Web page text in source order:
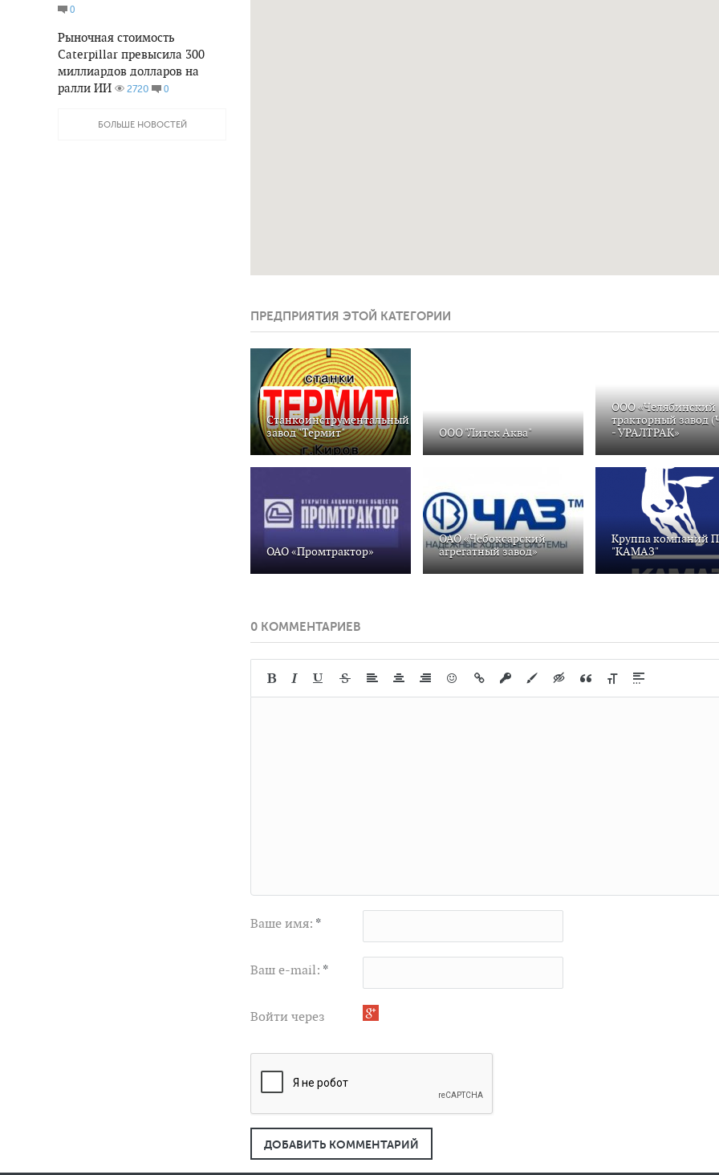
0
Рыночная стоимость
Caterpillar превысила 300
миллиардов долларов на
ралли ИИ
2720 0
БОЛЬШЕ НОВОСТЕЙ
ПРЕДПРИЯТИЯ ЭТОЙ КАТЕГОРИИ
Станкоинструментальный
завод "Термит"
ООО "Литек Аква"
ООО «Челябинский
тракторный завод
- УРАЛТРАК»
ОАО «Промтрактор»
ОАО «Чебоксарский
агрегатный завод»
Круппа компаний
"КАМАЗ"
0 КОММЕНТАРИЕВ
Ваше имя: *
Ваш e-mail: *
Войти через
ДОБАВИТЬ КОММЕНТАРИЙ